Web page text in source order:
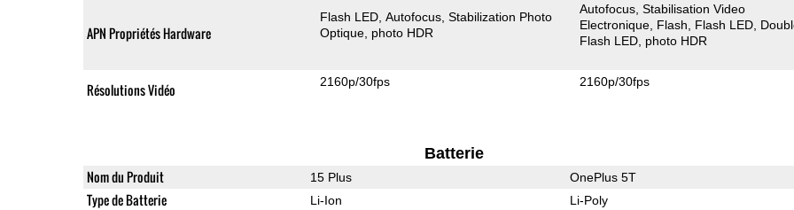
APN Propriétés Hardware
Flash LED Autofocus Stabilization Photo
Optique photo HDR
Autofocus Stabilisation Video
Electronique Flash Flash LED
Flash LED photo HDR
Résolutions Vidéo 2160p/30fps 2160p/30fps
Batterie
Nom du Produit 15 Plus OnePlus 5T
Type de Batterie Li-Ion Li-Poly